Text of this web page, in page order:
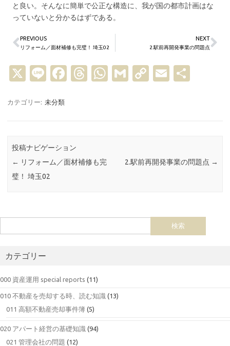
と良い。そんなに簡単で公正な構造に、我が国の都市計画はな
っていないと分かるはずである。
PREVIOUS
リフォーム／面材補修も完璧！ 埼玉02
NEXT
2.駅前再開発事業の問題点
X
Li
e
Fa
o
k
T
s
W
G
C
n
k
E
カテゴリー: 未分類
投稿ナビゲーション
← リフォーム／面材補修も完
璧！ 埼玉02
2.駅前再開発事業の問題点 →
カテゴリー
000 資産運用 special reports (11)
010 不動産を売却する時、読む知識 (13)
011 高額不動産売却事件簿 (5)
020 アパート経営の基礎知識 (94)
021 管理会社の問題 (12)